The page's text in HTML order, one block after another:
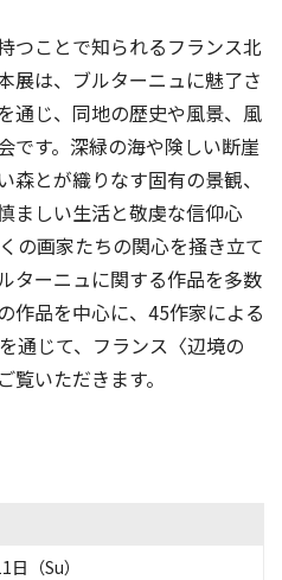
つことで知られるフランス北
展は、ブルターニュに魅了さ
通じ、同地の歴史や風景、風
です。深緑の海や険しい断崖
とが織りなす固有の景観、
ましい生活と敬虔な信仰心
の画家たちの関心を掻き立て
ターニュに関する作品を多数
作品を中心に、45作家による
通じて、フランス〈辺境の
いただきます。
（Su）